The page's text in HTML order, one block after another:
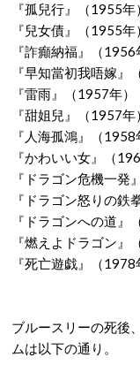
『孤兒行』（1955年）
『兒女債』（1955年）
『詐癲納福』（1956
『早知當初我唔嫁』
『雷雨』（1957年）
『甜姐兒』（1957年）
『人海孤鴻』（1958
『かわいい女』（
『ドラゴン危機一発
『ドラゴン怒りの鉄
『ドラゴンへの道』
『燃えよドラゴン』
『死亡遊戯』（1978
ブルースリーの死後
ムは以下の通り。